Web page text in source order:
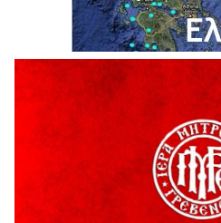
Ολοκληρώνεται η
6 Αυγούστου 2026
H παραδοχή λαθών είναι (και)
5 Αυγούστου 2026
Ο ΑΝΔΡΕΑΣ ΑΣΛΑΝΙΔΗΣ
ΓΡΕΒΕΝΩΝ
5 Αυγούστου 2026
Ευχαριστήριο Εκπολιτιστικού
Παρασχάκη Αθανάσιο